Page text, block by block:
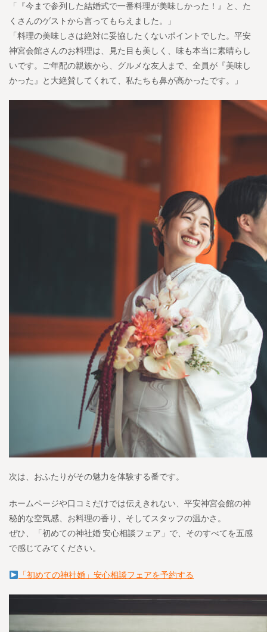
「『今まで参列した結婚式で一番料理が美味しかった！』と、た
くさんのゲストから言ってもらえました。」
「料理の美味しさは絶対に妥協したくないポイントでした。平安
神宮会館さんのお料理は、見た目も美しく、味も本当に素晴らし
いです。ご年配の親族から、グルメな友人まで、全員が『美味し
かった』と大絶賛してくれて、私たちも鼻が高かったです。」
次は、おふたりがその魅力を体験する番です。
ホームページや口コミだけでは伝えきれない、平安神宮会館の神
秘的な空気感、お料理の香り、そしてスタッフの温かさ。
ぜひ、「初めての神社婚 安心相談フェア」で、そのすべてを五感
で感じてみてください。
「初めての神社婚」安心相談フェアを予約する